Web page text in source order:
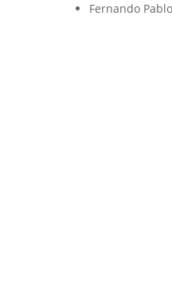
Fernando